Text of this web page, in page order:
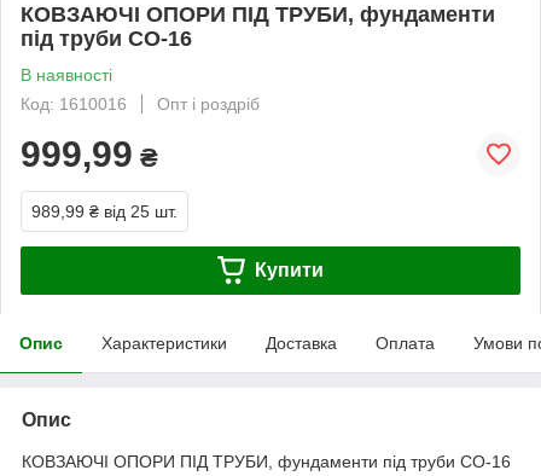
КОВЗАЮЧІ ОПОРИ ПІД ТРУБИ, фундаменти
під труби СО-16
В наявності
Код: 1610016
Опт і роздріб
999,99 ₴
989,99 ₴ від 25 шт.
Купити
Опис Характеристики Доставка Оплата Умови
Опис
КОВЗАЮЧІ ОПОРИ ПІД ТРУБИ, фундаменти під труби СО-16